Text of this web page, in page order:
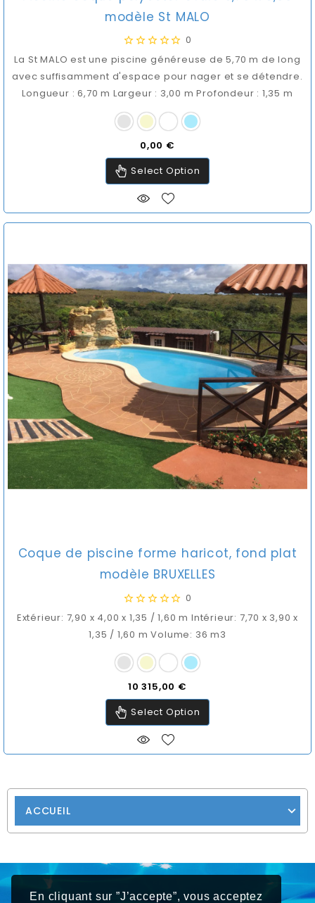
En cliquant sur ”J’accepte”, vous acceptez
ACCUEIL
modèle St MALO
0
La St MALO est une piscine généreuse de 5,70 m de long
avec suffisamment d'espace pour nager et se détendre.
Longueur : 6,70 m Largeur : 3,00 m Profondeur : 1,35 m
Prix
0,00 €
Select Option
Coque de piscine forme haricot, fond plat
modèle BRUXELLES
0
Extérieur: 7,90 x 4,00 x 1,35 / 1,60 m Intérieur: 7,70 x 3,90 x
1,35 / 1,60 m Volume: 36 m3
Prix
10 315,00 €
Select Option